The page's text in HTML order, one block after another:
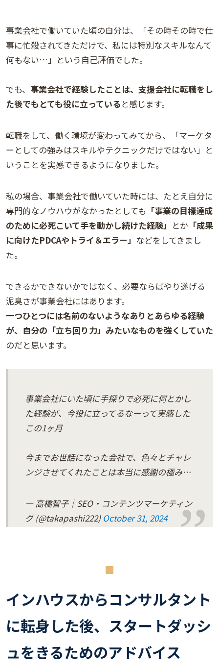
事業会社で働いていた頃の自分は、「その時その時で仕
事に忙殺されてきただけで、私には特別なスキルなんて
何もない…」という自己評価でした。
でも、 事業会社で経験したことは、支援会社に転職をし
た後でもとても役に立っていると感じます。
転職をして、働く環境が変わってみてから、「マーケタ
ーとしての強みはスキルやテクニックだけではない」と
いうことを実感できるようになりました。
私の場合、事業会社で働いていた時には、たとえ自分に
専門的なノウハウがなかったとしても 「事業の目標達成
のために必死こいて手を動かし続けた経験」 とか 「成果
に向けたPDCAやトライ＆エラー」 などをしてきまし
た。
できるかできないかではなく、必要ならばやり遂げる
泥臭さが事業会社にはあります。
一つひとつには名前のないようなありとあらゆる経験
が、自分の「立ち回り力」みたいなものを強くしていた
のだと思います。
事業会社にいた頃に手探りで必死に何とかし
た経験が、今役に立ってるなーって実感した
この1ヶ月
今までお世話になった会社で、色々とチャレ
ンジさせてくれたことは本当に感謝の極み…
— 高橋智子｜SEO・コンテンツマーケティン
グ (@takapashi222) October 31, 2024
インハウスからコンサルタント
に転身した後、スタートダッシ
ュをきるためのアドバイス